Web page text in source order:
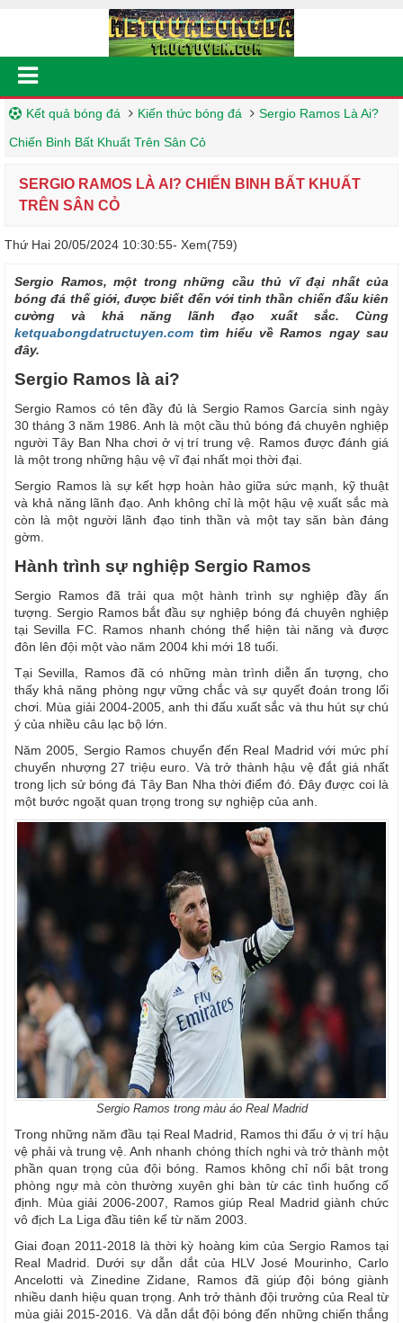
Kết quả bóng đá Kiến thức bóng đá
Sergio Ramos Là Ai?
Chiến Binh Bất Khuất Trên Sân Cỏ
SERGIO RAMOS LÀ AI? CHIẾN BINH BẤT KHUẤT
TRÊN SÂN CỎ
Thứ Hai 20/05/2024 10:30:55- Xem(759)
Sergio Ramos, một trong những cầu thủ vĩ đại nhất của
bóng đá thế giới, được biết đến với tinh thần chiến đấu kiên
cường và khả năng lãnh đạo xuất sắc. Cùng
ketquabongdatructuyen.com tìm hiểu về Ramos ngay sau
đây.
Sergio Ramos là ai?
Sergio Ramos có tên đầy đủ là Sergio Ramos García sinh ngày
30 tháng 3 năm 1986. Anh là một cầu thủ bóng đá chuyên nghiệp
người Tây Ban Nha chơi ở vị trí trung vệ. Ramos được đánh giá
là một trong những hậu vệ vĩ đại nhất mọi thời đại.
Sergio Ramos là sự kết hợp hoàn hảo giữa sức mạnh, kỹ thuật
và khả năng lãnh đạo. Anh không chỉ là một hậu vệ xuất sắc mà
còn là một người lãnh đạo tinh thần và một tay săn bàn đáng
gờm.
Hành trình sự nghiệp Sergio Ramos
Sergio Ramos đã trải qua một hành trình sự nghiệp đầy ấn
tượng. Sergio Ramos bắt đầu sự nghiệp bóng đá chuyên nghiệp
tại Sevilla FC. Ramos nhanh chóng thể hiện tài năng và được
đôn lên đội một vào năm 2004 khi mới 18 tuổi.
Tại Sevilla, Ramos đã có những màn trình diễn ấn tượng, cho
thấy khả năng phòng ngự vững chắc và sự quyết đoán trong lối
chơi. Mùa giải 2004-2005, anh thi đấu xuất sắc và thu hút sự chú
ý của nhiều câu lạc bộ lớn.
Năm 2005, Sergio Ramos chuyển đến Real Madrid với mức phí
chuyển nhượng 27 triệu euro. Và trở thành hậu vệ đắt giá nhất
trong lịch sử bóng đá Tây Ban Nha thời điểm đó. Đây được coi là
một bước ngoặt quan trọng trong sự nghiệp của anh.
Sergio Ramos trong màu áo Real Madrid
Trong những năm đầu tại Real Madrid, Ramos thi đấu ở vị trí hậu
vệ phải và trung vệ. Anh nhanh chóng thích nghi và trở thành một
phần quan trọng của đội bóng. Ramos không chỉ nổi bật trong
phòng ngự mà còn thường xuyên ghi bàn từ các tình huống cố
định. Mùa giải 2006-2007, Ramos giúp Real Madrid giành chức
vô địch La Liga đầu tiên kể từ năm 2003.
Giai đoạn 2011-2018 là thời kỳ hoàng kim của Sergio Ramos tại
Real Madrid. Dưới sự dẫn dắt của HLV José Mourinho, Carlo
Ancelotti và Zinedine Zidane, Ramos đã giúp đội bóng giành
nhiều danh hiệu quan trọng. Anh trở thành đội trưởng của Real từ
mùa giải 2015-2016. Và dẫn dắt đội bóng đến những chiến thắng